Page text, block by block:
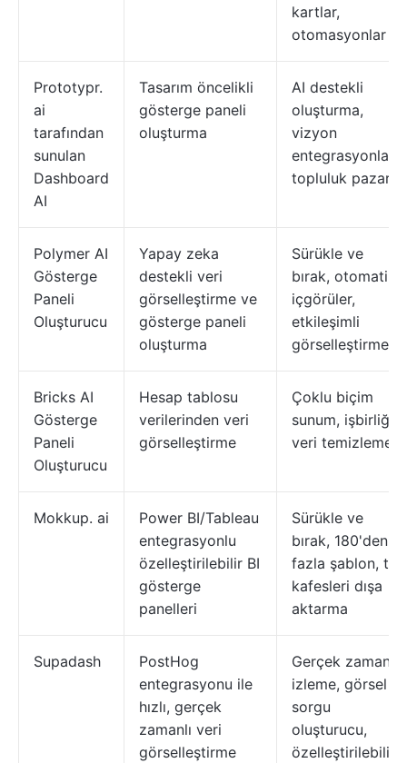
kartlar,
otomasyonlar
Prototypr.
ai
tarafından
sunulan
Dashboard
AI
Tasarım öncelikli
gösterge paneli
oluşturma
AI destekli
oluşturma,
vizyon
entegrasyonları,
topluluk pazarı
Polymer AI
Gösterge
Paneli
Oluşturucu
Yapay zeka
destekli veri
görselleştirme ve
gösterge paneli
oluşturma
Sürükle ve
bırak, otomatik
içgörüler,
etkileşimli
görselleştirme
Bricks AI
Gösterge
Paneli
Oluşturucu
Hesap tablosu
verilerinden veri
görselleştirme
Çoklu biçim
sunum, işbirliği,
veri temizleme
Mokkup. ai
Power BI/Tableau
entegrasyonlu
özelleştirilebilir BI
gösterge
panelleri
Sürükle ve
bırak, 180'den
fazla şablon, tel
kafesleri dışa
aktarma
Supadash
PostHog
entegrasyonu ile
hızlı, gerçek
zamanlı veri
görselleştirme
Gerçek zamanlı
izleme, görsel
sorgu
oluşturucu,
özelleştirilebilir